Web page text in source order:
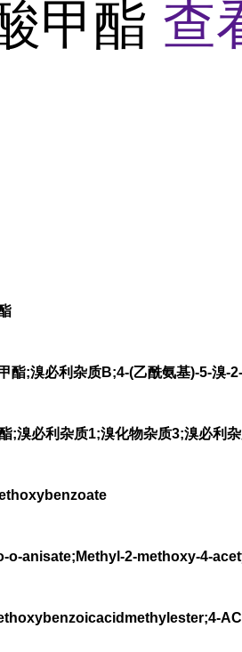
甲酯 查
酯;溴必利杂质B;4-(乙酰氨基)-5-溴-
;溴必利杂质1;溴化物杂质3;溴必利
o-anisate;Methyl-2-methoxy-4-